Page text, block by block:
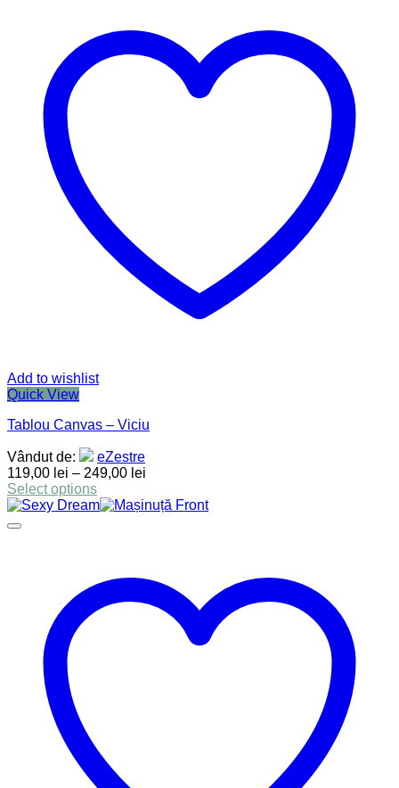
Add to wishlist
Quick View
Tablou Canvas – Viciu
Vândut de:
eZestre
119,00 lei – 249,00 lei
Select options